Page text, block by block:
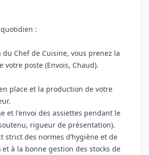
:
Chef de Cuisine, vous prenez la
votre poste (Envois, Chaud).
place et la production de votre
et l'envoi des assiettes pendant le
rigueur de présentation).
strict des normes d’hygiène et de
et à la bonne gestion des stocks de